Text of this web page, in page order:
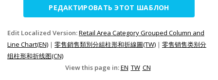
РЕДАКТИРОВАТЬ ЭТОТ ШАБЛОН
Edit Localized Version:Retail Area Category Grouped Column and
Line Chart(EN) | 零售銷售類別分組柱形和折線圖(TW) | 零售销售类别分
组柱形和折线图(CN)
View this page in:EN TW CN